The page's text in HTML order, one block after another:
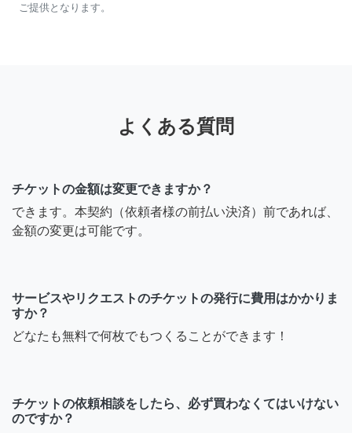
ご提供となります。
よくある質問
チケットの金額は変更できますか？
できます。本契約（依頼者様の前払い決済）前であれば、
金額の変更は可能です。
サービスやリクエストのチケットの発行に費用はかかりま
すか？
どなたも無料で何枚でもつくることができます！
チケットの依頼相談をしたら、必ず買わなくてはいけない
のですか？